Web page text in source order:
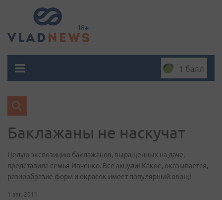
1 балл
Баклажаны не наскучат
Целую экспозицию баклажанов, выращенных на даче,
представила семья Ивченко. Все ахнули! Какое, оказывается,
разнообразие форм и окрасок имеет популярный овощ!
1 авг. 2011